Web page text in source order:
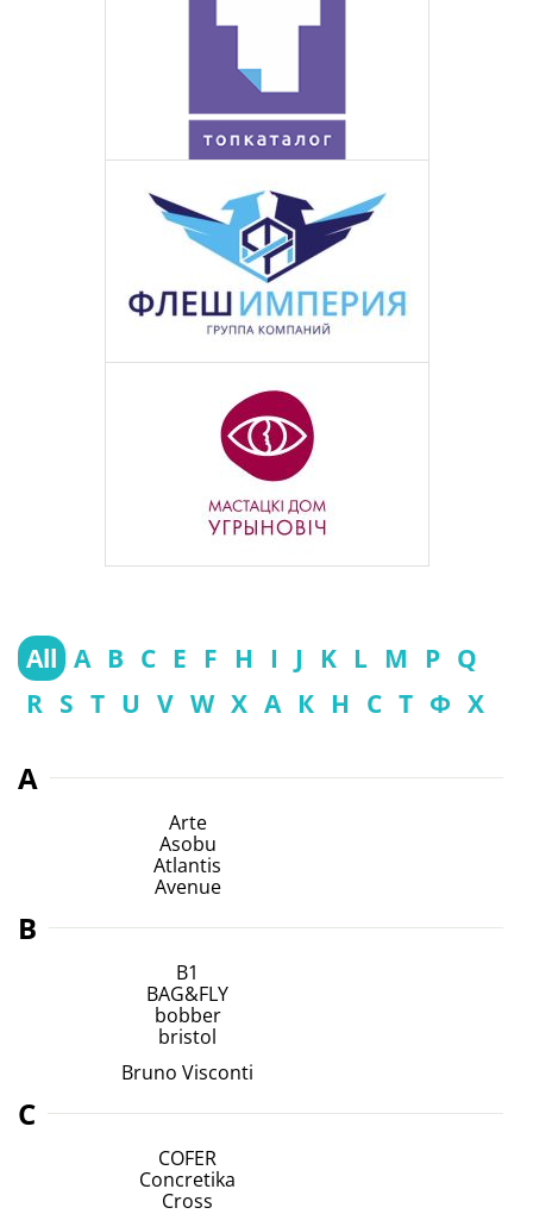
All A B C E F H I J K L M P Q
R S T U V W X А К Н С Т Ф Х
A
Arte
Asobu
Atlantis
Avenue
B
B1
BAG&FLY
bobber
bristol
Bruno Visconti
C
COFER
Concretika
Cross